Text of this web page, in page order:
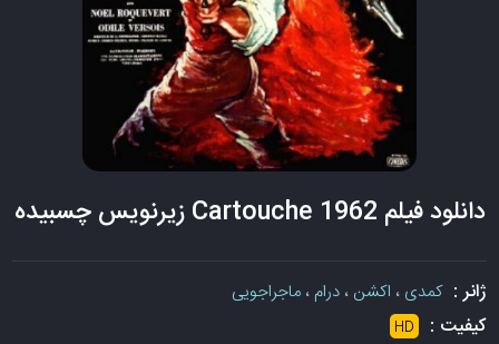
دانلود فیلم Cartouche 1962 زیرنویس چسبیده
ژانر :کمدی ، اکشن ،درام ،ماجراجویی
کیفیت : HD